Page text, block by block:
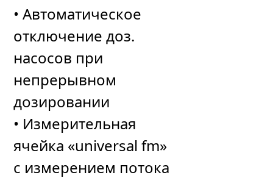
• Автоматическое
отключение доз.
насосов при
непрерывном
дозировании
• Измерительная
ячейка «universal fm»
с измерением потока